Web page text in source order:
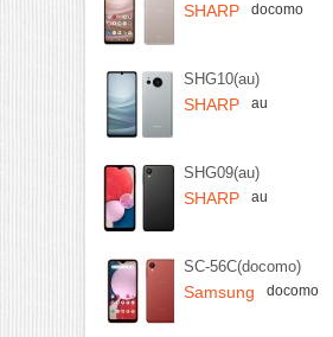
SHARP docomo
SHG10(au)
SHARP au
SHG09(au)
SHARP au
SC-56C(docomo)
Samsung docomo